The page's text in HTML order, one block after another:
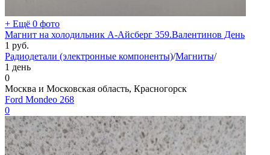
+ Ещё 0 фото
Магнит на холодильник А-Айсберг 359.Валентинов День
1 руб.
Радиодетали (электронные компоненты)/Магниты/
1 день
0
Москва и Московская область, Красногорск
Ford Mondeo 268
0